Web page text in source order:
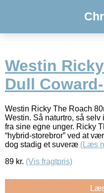
Westin
Dull
Westin Ricky The Roach
Westin. Så naturtro, så
fra sine egne unger. Ricky
“hybrid-storebror” ved at
dog stadig et suveræ (Læs
89 kr. (Vis fragtpris)